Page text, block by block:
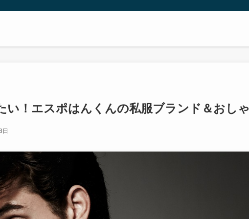
い！エスポはんくんの私服ブランド＆おし
日